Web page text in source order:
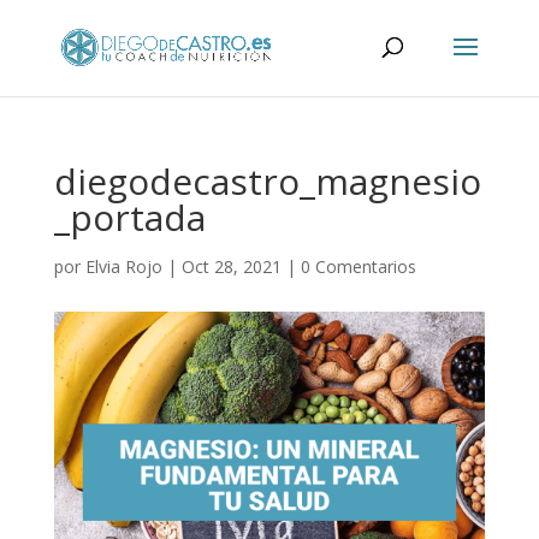
diegodecastro_magnesio
_portada
por Elvia Rojo | Oct 28, 2021 | 0 Comentarios